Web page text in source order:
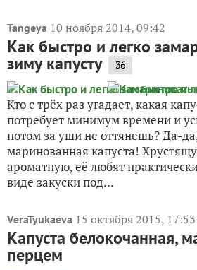
Tangeya 10 ноября 2014, 09:42
Как быстро и легко
зиму капусту 36
Кто с трёх раз угадает, какая
потребует минимум времени и
потом за уши не оттянешь? Да-
маринованная капуста!
ароматную, её любят
виде закуски под...
VeraTyukaeva 15 октября 2015, 17:53
Капуста белокочанная,
перцем